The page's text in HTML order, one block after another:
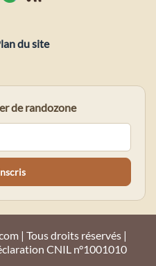
du site
de randozone
| Tous droits réservés |
CNIL n°1001010